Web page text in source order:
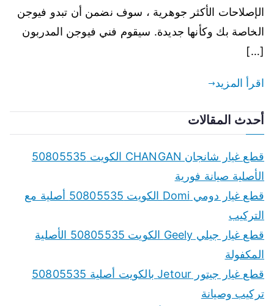
الإصلاحات الأكثر جوهرية ، سوف نضمن أن تبدو فيوجن
الخاصة بك وكأنها جديدة. سيقوم فني فيوجن المدربون
[…]
اقرأ المزيد
أحدث المقالات
قطع غيار شانجان CHANGAN الكويت 50805535
الأصلية صيانة فورية
قطع غيار دومي Domi الكويت 50805535 أصلية مع
التركيب
قطع غيار جيلي Geely الكويت 50805535 الأصلية
المكفولة
قطع غيار جيتور Jetour بالكويت أصلية 50805535
تركيب وصيانة